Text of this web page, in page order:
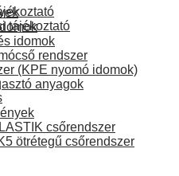
tájékoztató
idomok
rendszer
(KPE nyomó idomok)
anyagok
csőrendszer
ötrétegű csőrendszer